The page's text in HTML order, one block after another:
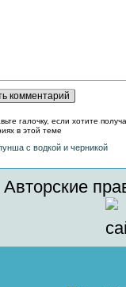
галочку, если хотите
в этой теме
с водкой и черникой
Авторские